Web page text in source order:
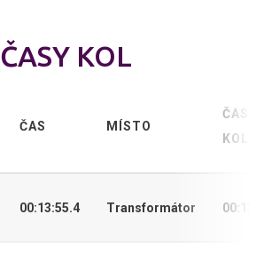
ČASY KOL
ČAS MÍSTO
ČAS
KOLA
00:13:55.4 Transformátor